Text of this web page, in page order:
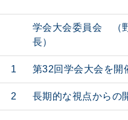
学会大会委員会 （
長）
1 第32回学会大会を開
2 長期的な視点からの